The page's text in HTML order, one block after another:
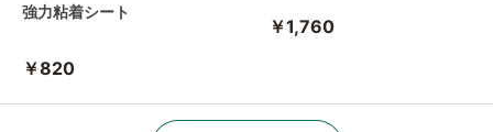
強力粘着シート
￥820
￥1,760